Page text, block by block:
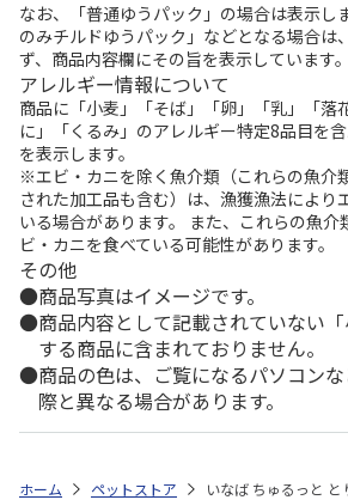
なお、「普通ゆうパック」の場合は表示し
のみチルドゆうパック」などとなる場合は
ず、商品内容欄にその旨を表示しています。
アレルギー情報について
商品に「小麦」「そば」「卵」「乳」「落
に」「くるみ」のアレルギー特定8品目を
を表示します。
※エビ・カニを除く魚介類（これらの魚介
された加工品も含む）は、漁獲漁法により
いる場合があります。 また、これらの魚介
ビ・カニを食べている可能性があります。
その他
商品写真はイメージです。
商品内容として記載されていない
する商品に含まれておりません。
商品の色は、ご覧になるパソコン
際と異なる場合があります。
ホーム ペットストア いなば ちゅるっと